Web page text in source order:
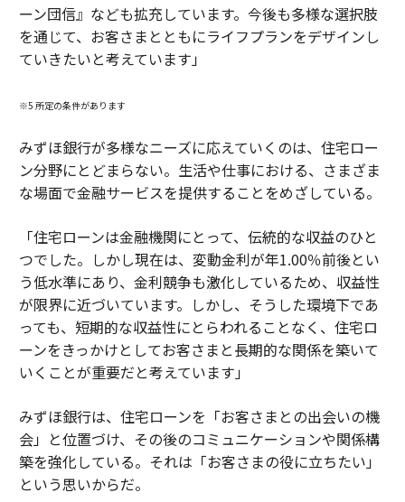
ーン団信』なども拡充しています。今後も多様な選択肢
を通じて、お客さまとともにライフプランをデザインし
ていきたいと考えています」
※5 所定の条件があります
みずほ銀行が多様なニーズに応えていくのは、住宅ロー
ン分野にとどまらない。生活や仕事における、さまざま
な場面で金融サービスを提供することをめざしている。
「住宅ローンは金融機関にとって、伝統的な収益のひと
つでした。しかし現在は、変動金利が年1.00％前後とい
う低水準にあり、金利競争も激化しているため、収益性
が限界に近づいています。しかし、そうした環境下であ
っても、短期的な収益性にとらわれることなく、住宅ロ
ーンをきっかけとしてお客さまと長期的な関係を築いて
いくことが重要だと考えています」
みずほ銀行は、住宅ローンを「お客さまとの出会いの機
会」と位置づけ、その後のコミュニケーションや関係構
築を強化している。それは「お客さまの役に立ちたい」
という思いからだ。